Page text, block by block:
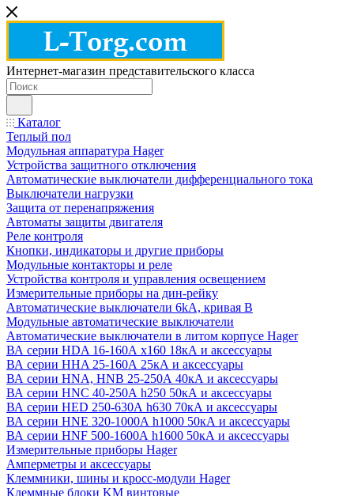
Интернет-магазин представительского класса
Каталог
Теплый пол
Модульная аппаратура Hager
Устройства защитного отключения
Автоматические выключатели дифференциального тока
Выключатели нагрузки
Защита от перенапряжения
Автоматы защиты двигателя
Реле контроля
Кнопки, индикаторы и другие приборы
Модульные контакторы и реле
Устройства контроля и управления освещением
Измерительные приборы на дин-рейку
Автоматические выключатели 6kA, кривая В
Модульные автоматические выключатели
Автоматические выключатели в литом корпусе Hager
ВА серии HDA 16-160А x160 18кА и аксессуары
ВА серии HHA 25-160А 25кА и аксессуары
ВА серии HNA, HNB 25-250А 40кА и аксессуары
ВА серии HNC 40-250А h250 50кА и аксессуары
ВА серии HED 250-630А h630 70кА и аксессуары
ВА серии HNE 320-1000А h1000 50кА и аксессуары
ВА серии HNF 500-1600А h1600 50кА и аксессуары
Измерительные приборы Hager
Амперметры и аксессуары
Клеммники, шины и кросс-модули Hager
Клеммные блоки KM винтовые